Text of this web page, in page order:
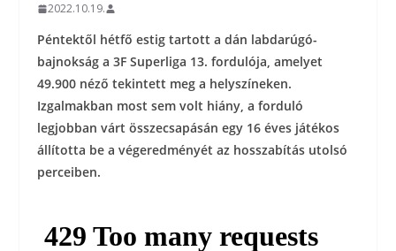
2022.10.19.
Péntektől hétfő estig tartott a dán labdarúgó-
bajnokság a 3F Superliga 13. fordulója, amelyet
49.900 néző tekintett meg a helyszíneken.
Izgalmakban most sem volt hiány, a forduló
legjobban várt összecsapásán egy 16 éves játékos
állította be a végeredményét az hosszabítás utolsó
perceiben.